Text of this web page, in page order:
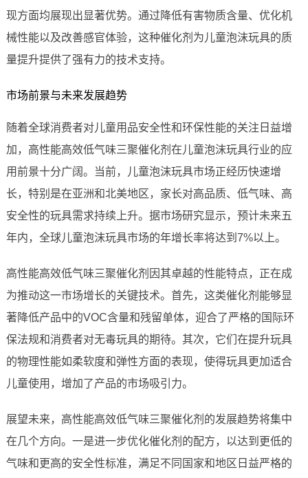
现方面均展现出显著优势。通过降低有害物质含量、优化机
械性能以及改善感官体验，这种催化剂为儿童泡沫玩具的质
量提升提供了强有力的技术支持。
市场前景与未来发展趋势
随着全球消费者对儿童用品安全性和环保性能的关注日益增
加，高性能高效低气味三聚催化剂在儿童泡沫玩具行业的应
用前景十分广阔。当前，儿童泡沫玩具市场正经历快速增
长，特别是在亚洲和北美地区，家长对高品质、低气味、高
安全性的玩具需求持续上升。据市场研究显示，预计未来五
年内，全球儿童泡沫玩具市场的年增长率将达到7%以上。
高性能高效低气味三聚催化剂因其卓越的性能特点，正在成
为推动这一市场增长的关键技术。首先，这类催化剂能够显
著降低产品中的VOC含量和残留单体，迎合了严格的国际环
保法规和消费者对无毒玩具的期待。其次，它们在提升玩具
的物理性能如柔软度和弹性方面的表现，使得玩具更加适合
儿童使用，增加了产品的市场吸引力。
展望未来，高性能高效低气味三聚催化剂的发展趋势将集中
在几个方向。一是进一步优化催化剂的配方，以达到更低的
气味和更高的安全性标准，满足不同国家和地区日益严格的